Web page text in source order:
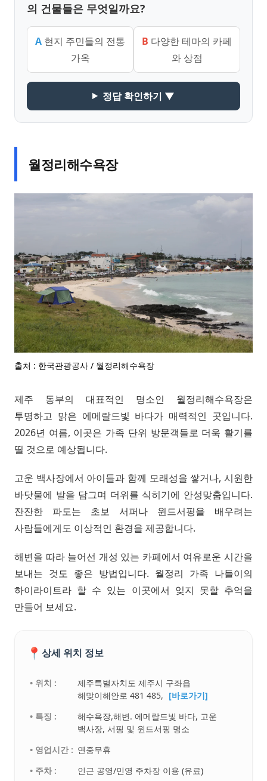
의 건물들은 무엇일까요?
A 현지 주민들의 전통
가옥
B 다양한 테마의 카페
와 상점
정답 확인하기 ▼
월정리해수욕장
출처 : 한국관광공사 / 월정리해수욕장
제주 동부의 대표적인 명소인 월정리해수욕장은
투명하고 맑은 에메랄드빛 바다가 매력적인 곳입니다.
2026년 여름, 이곳은 가족 단위 방문객들로 더욱 활기를
띨 것으로 예상됩니다.
고운 백사장에서 아이들과 함께 모래성을 쌓거나, 시원한
바닷물에 발을 담그며 더위를 식히기에 안성맞춤입니다.
잔잔한 파도는 초보 서퍼나 윈드서핑을 배우려는
사람들에게도 이상적인 환경을 제공합니다.
해변을 따라 늘어선 개성 있는 카페에서 여유로운 시간을
보내는 것도 좋은 방법입니다. 월정리 가족 나들이의
하이라이트라 할 수 있는 이곳에서 잊지 못할 추억을
만들어 보세요.
📍 상세 위치 정보
• 위치 :
제주특별자치도 제주시 구좌읍
해맞이해안로 481 485, [바로가기]
• 특징 :
해수욕장,해변. 에메랄드빛 바다, 고운
백사장, 서핑 및 윈드서핑 명소
• 영업시간 : 연중무휴
• 주차 :
인근 공영/민영 주차장 이용 (유료)